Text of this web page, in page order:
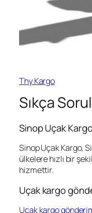
Thy Kargo
Sıkça
Sinop Uçak
Sinop Uçak Kargo,
ülkelere hızlı bir
hizmettir.
Uçak kargo
Uçak kargo